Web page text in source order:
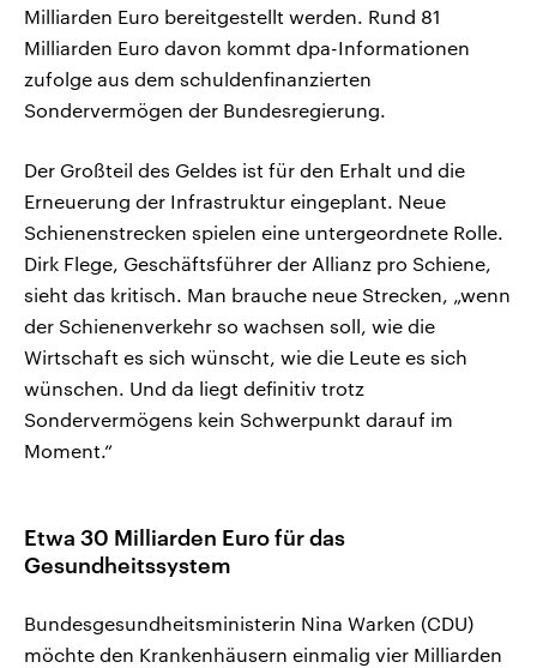
Milliarden Euro bereitgestellt werden. Rund 81
Milliarden Euro davon kommt dpa-Informationen
zufolge aus dem schuldenfinanzierten
Sondervermögen der Bundesregierung.
Der Großteil des Geldes ist für den Erhalt und die
Erneuerung der Infrastruktur eingeplant. Neue
Schienenstrecken spielen eine untergeordnete Rolle.
Dirk Flege, Geschäftsführer der Allianz pro Schiene,
sieht das kritisch. Man brauche neue Strecken, „wenn
der Schienenverkehr so wachsen soll, wie die
Wirtschaft es sich wünscht, wie die Leute es sich
wünschen. Und da liegt definitiv trotz
Sondervermögens kein Schwerpunkt darauf im
Moment.“
Etwa 30 Milliarden Euro für das
Gesundheitssystem
Bundesgesundheitsministerin Nina Warken (CDU)
möchte den Krankenhäusern einmalig vier Milliarden